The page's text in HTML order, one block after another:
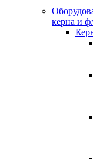
керна и